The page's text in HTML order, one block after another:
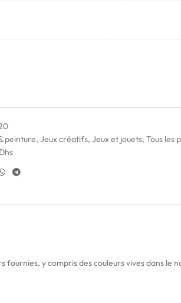
peinture, Jeux créatifs, Jeux et jouets, Tous les
y compris des couleurs vives dans le